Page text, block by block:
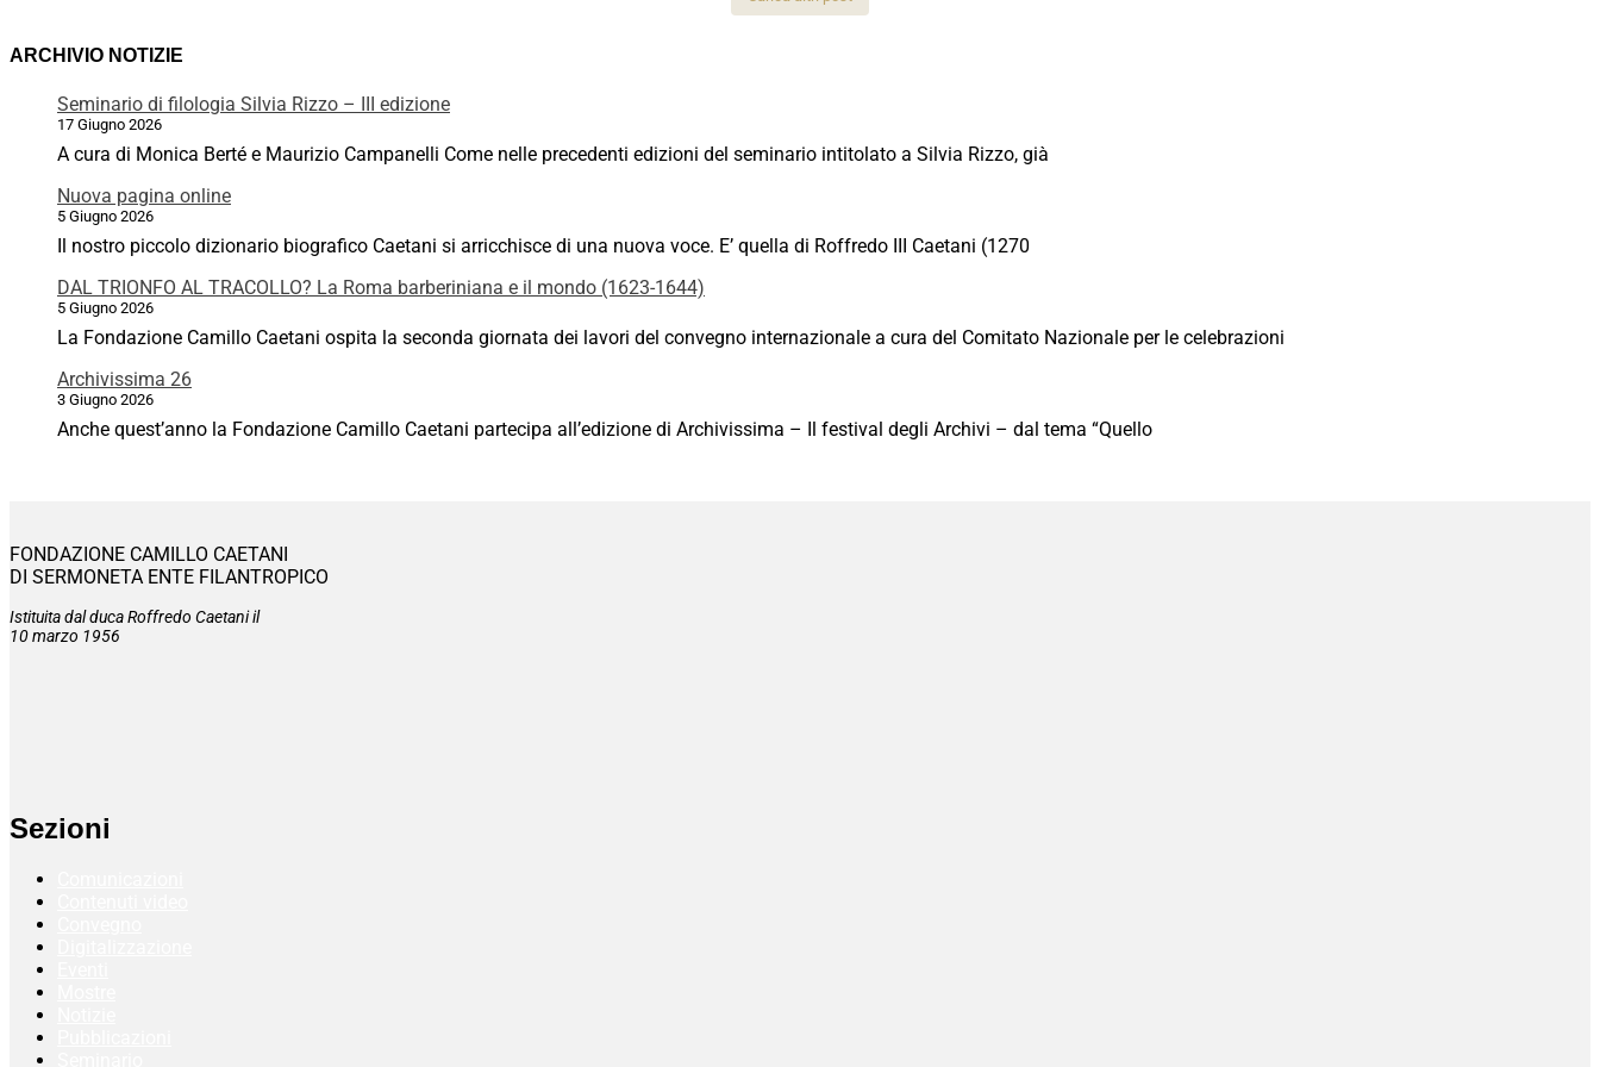
ARCHIVIO NOTIZIE
Seminario di filologia Silvia Rizzo – III edizione
17 Giugno 2026
A cura di Monica Berté e Maurizio Campanelli Come nelle precedenti edizioni del seminario intitolato a Silvia Rizzo, già
Nuova pagina online
5 Giugno 2026
Il nostro piccolo dizionario biografico Caetani si arricchisce di una nuova voce. E’ quella di Roffredo III Caetani (1270
DAL TRIONFO AL TRACOLLO? La Roma barberiniana e il mondo (1623-1644)
5 Giugno 2026
La Fondazione Camillo Caetani ospita la seconda giornata dei lavori del convegno internazionale a cura del Comitato Nazionale per le celebrazioni
Archivissima 26
3 Giugno 2026
Anche quest’anno la Fondazione Camillo Caetani partecipa all’edizione di Archivissima – Il festival degli Archivi – dal tema “Quello
FONDAZIONE CAMILLO CAETANI
DI SERMONETA ENTE FILANTROPICO
Istituita dal duca Roffredo Caetani il
10 marzo 1956
Sezioni